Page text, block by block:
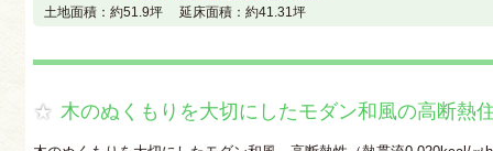
土地面積： 約51.9坪 延床面積： 約41.31坪
木のぬくもりを大切にしたモダン和風の高断熱